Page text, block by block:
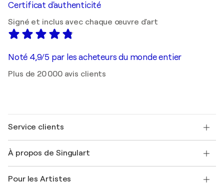
Certificat d'authenticité
Signé et inclus avec chaque œuvre d'art
Noté 4,9/5 par les acheteurs du monde entier
Plus de 20 000 avis clients
Service clients
Expédition
Offrir une carte cadeau
À propos de Singulart
FAQ
Pour les Artistes